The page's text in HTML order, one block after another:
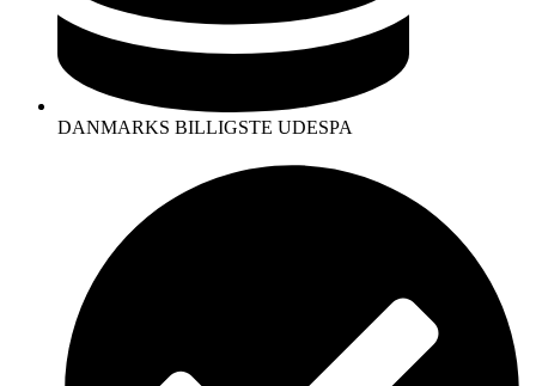
DANMARKS BILLIGSTE UDESPA